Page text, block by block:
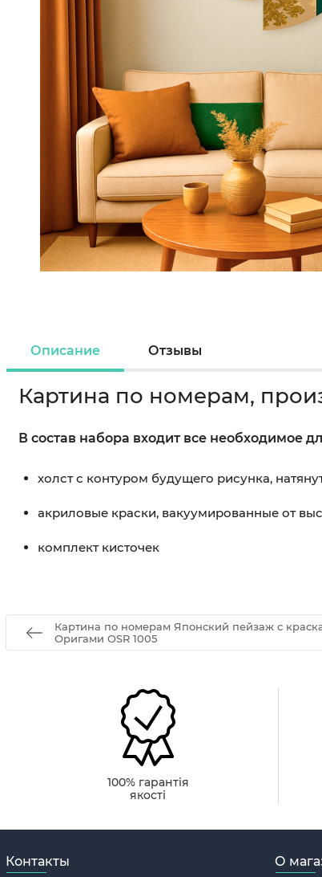
Описание Отзывы
Картина по номерам,
В состав набора входит все необходимое
холст с контуром будущего рисунка,
акриловые краски, вакуумированные от
комплект кисточек
Картина по номерам Японский пейзаж с
Оригами OSR 1005
100% гарантія
якості
Контакты О